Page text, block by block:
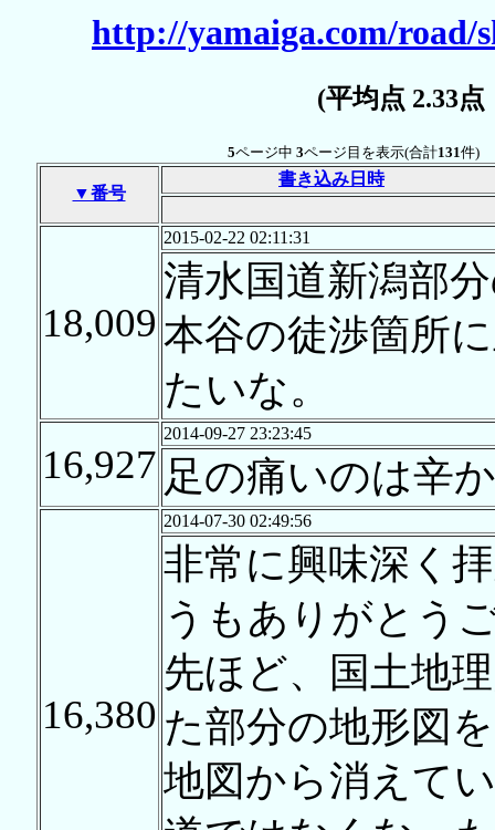
http://yamaiga.com/road/
(平均点 2.33
5ページ中 3ページ目を表示(合計131件)
▼番号
書き込み日時
18,009
2015-02-22 02:11:31
清水国道新潟部
本谷の徒渉箇所
たいな。
16,927
2014-09-27 23:23:45
足の痛いのは辛
16,380
2014-07-30 02:49:56
非常に興味深く
うもありがとう
先ほど、国土地
た部分の地形図
地図から消えて